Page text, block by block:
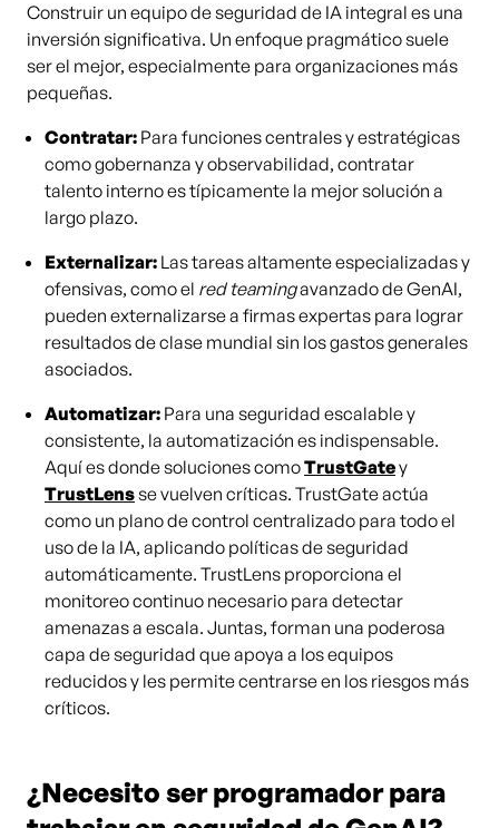
Construir un equipo de seguridad de IA integral es una
inversión significativa. Un enfoque pragmático suele
ser el mejor, especialmente para organizaciones más
pequeñas.
Contratar: Para funciones centrales y estratégicas
como gobernanza y observabilidad, contratar
talento interno es típicamente la mejor solución a
largo plazo.
Externalizar: Las tareas altamente especializadas y
ofensivas, como el red teamingavanzado de GenAI,
pueden externalizarse a firmas expertas para lograr
resultados de clase mundial sin los gastos generales
asociados.
Automatizar: Para una seguridad escalable y
consistente, la automatización es indispensable.
Aquí es donde soluciones comoTrustGatey
TrustLensse vuelven críticas. TrustGate actúa
como un plano de control centralizado para todo el
uso de la IA, aplicando políticas de seguridad
automáticamente. TrustLens proporciona el
monitoreo continuo necesario para detectar
amenazas a escala. Juntas, forman una poderosa
capa de seguridad que apoya a los equipos
reducidos y les permite centrarse en los riesgos más
críticos.
¿Necesito ser programador para